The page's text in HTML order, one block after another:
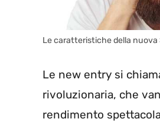
Le caratteristiche della
Le new entry si
rivoluzionaria, che
rendimento